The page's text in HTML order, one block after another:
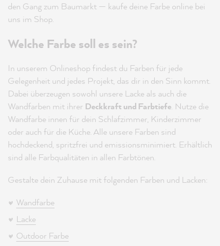
den Gang zum Baumarkt — kaufe deine Farbe online bei
uns im Shop.
Welche Farbe soll es sein?
In unserem Onlineshop findest du Farben für jede
Gelegenheit und jedes Projekt, das dir in den Sinn kommt.
Dabei überzeugen sowohl unsere Lacke als auch die
Wandfarben mit ihrer Deckkraft und Farbtiefe. Nutze die
Wandfarbe innen für dein Schlafzimmer, Kinderzimmer
oder auch für die Küche. Alle unsere Farben sind
hochdeckend, spritzfrei und emissionsminimiert. Erhältlich
sind alle Farbqualitäten in allen Farbtönen.
Gestalte dein Zuhause mit folgenden Farben und Lacken:
Wandfarbe
Lacke
Outdoor Farbe